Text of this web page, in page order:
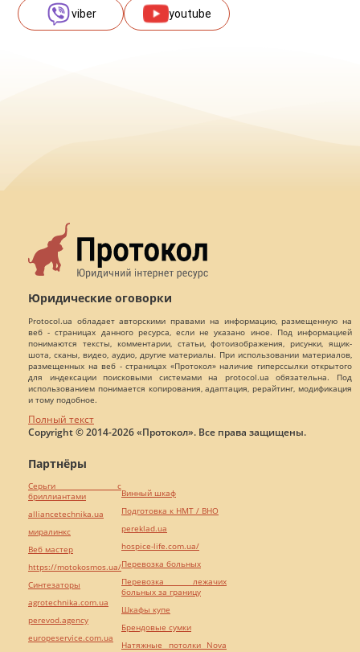
viber youtube
Юридические оговорки
Protocol.ua обладает авторскими правами на информацию, размещенную на
веб - страницах данного ресурса, если не указано иное. Под информацией
понимаются тексты, комментарии, статьи, фотоизображения, рисунки, ящик-
шота, сканы, видео, аудио, другие материалы. При использовании материалов,
размещенных на веб - страницах «Протокол» наличие гиперссылки открытого
для индексации поисковыми системами на protocol.ua обязательна. Под
использованием понимается копирования, адаптация, рерайтинг, модификация
и тому подобное.
Полный текст
Copyright © 2014-2026 «Протокол». Все права защищены.
Партнёры
Серьги с
бриллиантами
alliancetechnika.ua
миралинкс
Веб мастер
https://motokosmos.ua/
Синтезаторы
agrotechnika.com.ua
perevod.agency
europeservice.com.ua
Винный шкаф
Подготовка к НМТ / ВНО
pereklad.ua
hospice-life.com.ua/
Перевозка больных
Перевозка лежачих
больных за границу
Шкафы купе
Брендовые сумки
Натяжные потолки Nova